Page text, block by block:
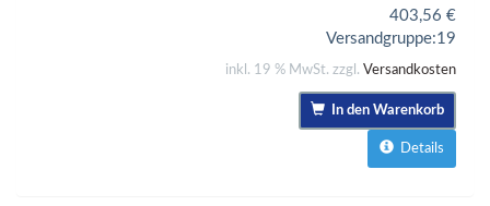
403,56 €
Versandgruppe:19
inkl. 19 % MwSt. zzgl. Versandkosten
In den Warenkorb
Details